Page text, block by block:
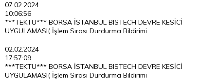
07.02.2024
10:06:56
***TEKTU*** BORSA İSTANBUL BISTECH DEVRE KESİCİ
UYGULAMASI( İşlem Sırası Durdurma Bildirimi
02.02.2024
17:57:09
***TEKTU*** BORSA İSTANBUL BISTECH DEVRE KESİCİ
UYGULAMASI( İşlem Sırası Durdurma Bildirimi